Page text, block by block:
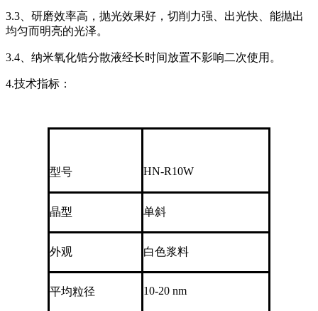
3.3、研磨效率高，抛光效果好，切削力强、出光快、能抛出
均匀而明亮的光泽。
3.4、纳米氧化锆分散液经长时间放置不影响二次使用。
4.技术指标：
型号 HN-R10W
晶型 单斜
外观 白色浆料
平均粒径 10-20 nm